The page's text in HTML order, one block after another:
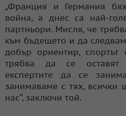
„Франция и Германия
война, а днес са най-
партньори. Мисля, че
към бъдещето и да
добър ориентир,
трябва да се
експертите да се
занимаваме с тях, всички
нас“, заключи той.